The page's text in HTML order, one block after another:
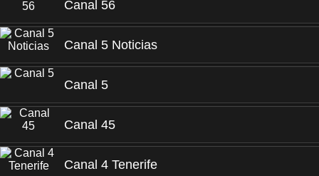
Canal 56
Canal 5 Noticias
Canal 5
Canal 45
Canal 4 Tenerife